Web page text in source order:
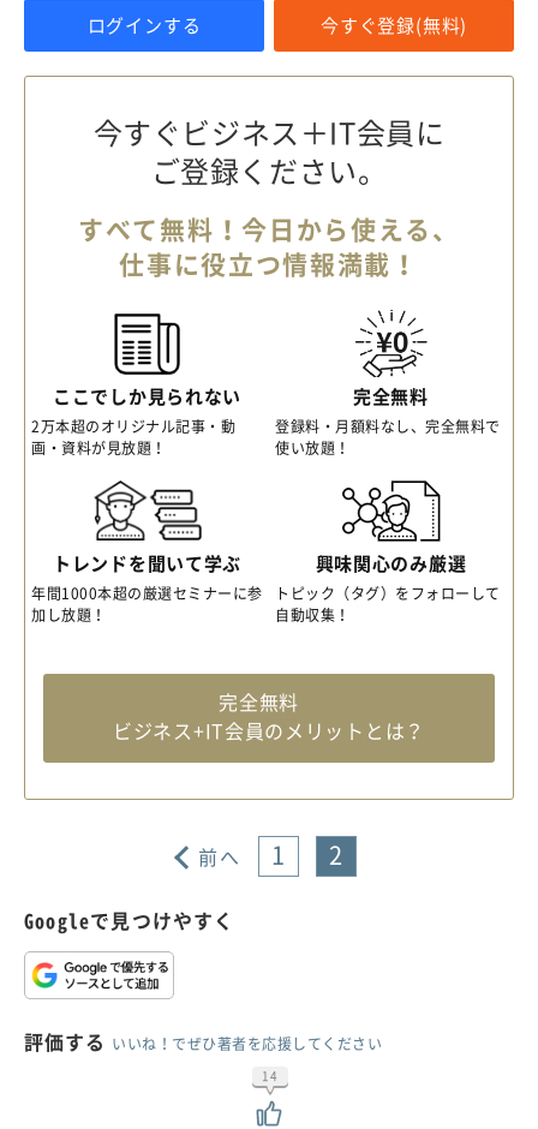
ログインする 今すぐ登録(無料)
今すぐビジネス＋IT会員に
ご登録ください。
すべて無料！今日から使える、
仕事に役立つ情報満載！
ここでしか見られない
2万本超のオリジナル記事・動
画・資料が見放題！
完全無料
登録料・月額料なし、完全無料で
使い放題！
トレンドを聞いて学ぶ
年間1000本超の厳選セミナーに参
加し放題！
興味関心のみ厳選
トピック（タグ）をフォローして
自動収集！
完全無料
ビジネス+IT会員のメリットとは？
前へ 1 2
Googleで見つけやすく
評価する いいね！でぜひ著者を応援してください
14